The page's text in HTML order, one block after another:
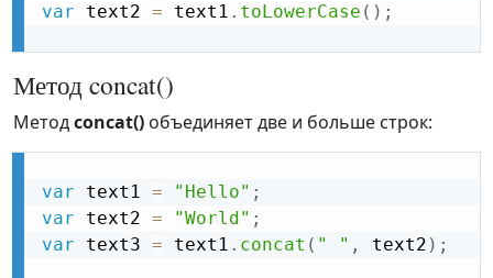
var text2 = text1 . toLowerCase ( ) ;
Метод concat()
Методconcat() объединяет две и больше строк:
var text1 = "Hello" ;
var text2 = "World" ;
var text3 = text1 . concat ( " " , text2 ) ;